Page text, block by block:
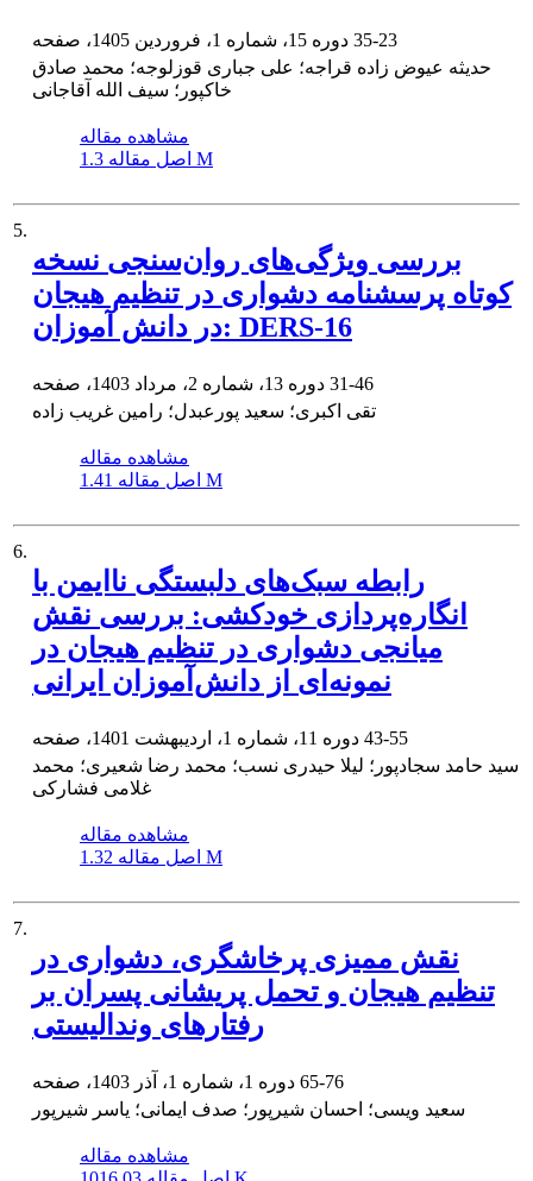
35-23
حدیثه عیوض زاده قراجه؛ علی جباری قوزلوجه؛ محمد صادق
خاکپور؛ سیف الله آقاجانی
مشاهده مقاله
اصل مقاله 1.3 M
5.
بررسی ویژگی‌های روان‌سنجی نسخه
کوتاه پرسشنامه دشواری در تنظیم هیجان
در دانش آموزان: DERS-16
31-46
تقی اکبری؛ سعید پورعبدل؛ رامین غریب زاده
مشاهده مقاله
اصل مقاله 1.41 M
6.
رابطه سبک‌های دلبستگی ناایمن با
انگاره‌پردازی خودکشی: بررسی نقش
میانجی دشواری در تنظیم هیجان در
نمونه‌ای از دانش‌آموزان ایرانی
43-55
سید حامد سجادپور؛ لیلا حیدری نسب؛ محمد رضا شعیری؛ محمد
غلامی فشارکی
مشاهده مقاله
اصل مقاله 1.32 M
7.
نقش ممیزی پرخاشگری، دشواری در
تنظیم هیجان و تحمل پریشانی پسران بر
رفتارهای وندالیستی
65-76
سعید ویسی؛ احسان شیرپور؛ صدف ایمانی؛ یاسر شیرپور
مشاهده مقاله